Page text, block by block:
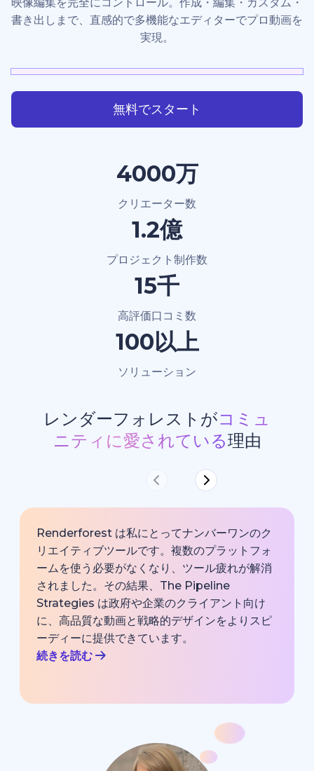
書き出しまで、直感的で多機能なエディターでプロ動画を
実現。
無料でスタート
4000万
クリエーター数
1.2億
プロジェクト制作数
15千
高評価口コミ数
100以上
ソリューション
レンダーフォレストがコミュ
ニティに愛されている理由
Renderforest は私にとってナンバーワンのク
リエイティブツールです。複数のプラットフォ
ームを使う必要がなくなり、ツール疲れが解消
されました。その結果、The Pipeline
Strategies は政府や企業のクライアント向け
に、高品質な動画と戦略的デザインをよりスピ
ーディーに提供できています。
続きを読む